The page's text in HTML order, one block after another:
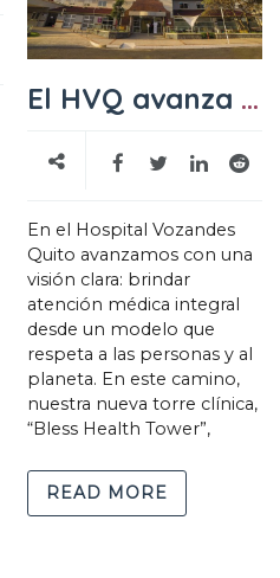
El HVQ avanza a paso firme con “Bless Health Tower”
En el Hospital Vozandes
Quito avanzamos con una
visión clara: brindar
atención médica integral
desde un modelo que
respeta a las personas y al
planeta. En este camino,
nuestra nueva torre clínica,
“Bless Health Tower”,
READ MORE